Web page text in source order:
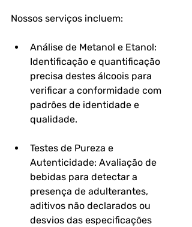
Nossos serviços incluem:
Análise de Metanol e Etanol:
Identificação e quantificação
precisa destes álcoois para
verificar a conformidade com
padrões de identidade e
qualidade.
Testes de Pureza e
Autenticidade: Avaliação de
bebidas para detectar a
presença de adulterantes,
aditivos não declarados ou
desvios das especificações